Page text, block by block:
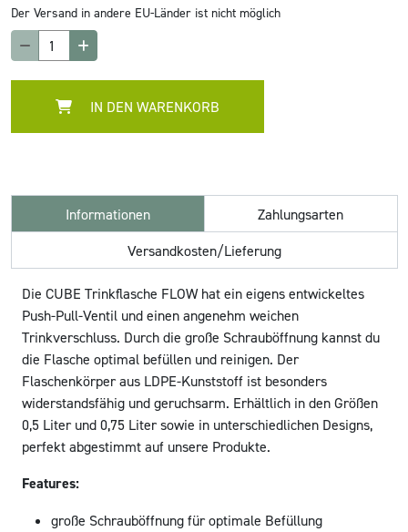
Der Versand in andere EU-Länder ist nicht möglich
IN DEN WARENKORB
Informationen
Zahlungsarten
Versandkosten/Lieferung
Die CUBE Trinkflasche FLOW hat ein eigens entwickeltes
Push-Pull-Ventil und einen angenehm weichen
Trinkverschluss. Durch die große Schrauböffnung kannst du
die Flasche optimal befüllen und reinigen. Der
Flaschenkörper aus LDPE-Kunststoff ist besonders
widerstandsfähig und geruchsarm. Erhältlich in den Größen
0,5 Liter und 0,75 Liter sowie in unterschiedlichen Designs,
perfekt abgestimmt auf unsere Produkte.
Features:
große Schrauböffnung für optimale Befüllung